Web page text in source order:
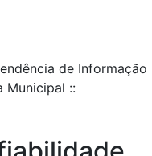
de Informação
Municipal ::